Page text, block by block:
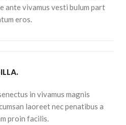
ante vivamus vesti bulum part
eros.
in vivamus magnis
laoreet nec penatibus a
proin facilis.